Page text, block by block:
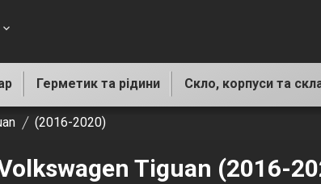
keyboard_arrow_down
Герметик та рідини Скло, корпуси та
(2016-2020)
Tiguan (2016-